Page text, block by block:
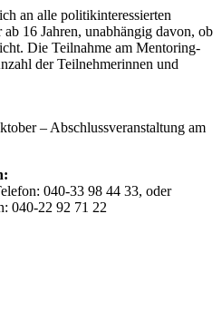
an alle politikinteressierten
16 Jahren, unabhängig davon, ob
Die Teilnahme am Mentoring-
der Teilnehmerinnen und
– Abschlussveranstaltung am
040-33 98 44 33, oder
040-22 92 71 22